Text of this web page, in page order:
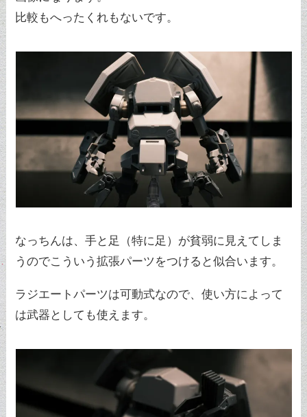
比較もへったくれもないです。
なっちんは、手と足（特に足）が貧弱に見えてしま
うのでこういう拡張パーツをつけると似合います。
ラジエートパーツは可動式なので、使い方によって
は武器としても使えます。